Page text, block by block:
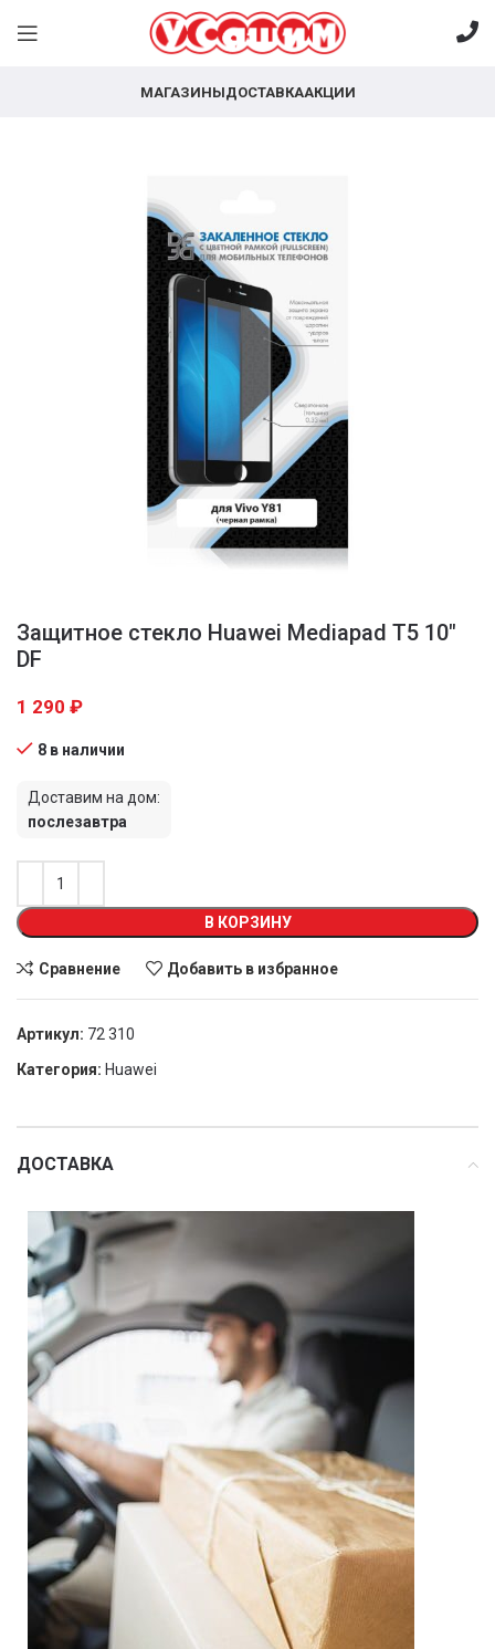
МАГАЗИНЫДОСТАВКААКЦИИ
Защитное стекло Huawei Mediapad T5 10″
DF
1 290 ₽
8 в наличии
Доставим на дом:
послезавтра
В КОРЗИНУ
Сравнение Добавить в избранное
Артикул: 72 310
Категория: Huawei
ДОСТАВКА